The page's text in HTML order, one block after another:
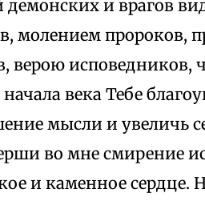
демонских и врагов
молением пророков,
верою исповедников,
века Тебе
мысли и увеличь
во мне смирение
и каменное сердце.